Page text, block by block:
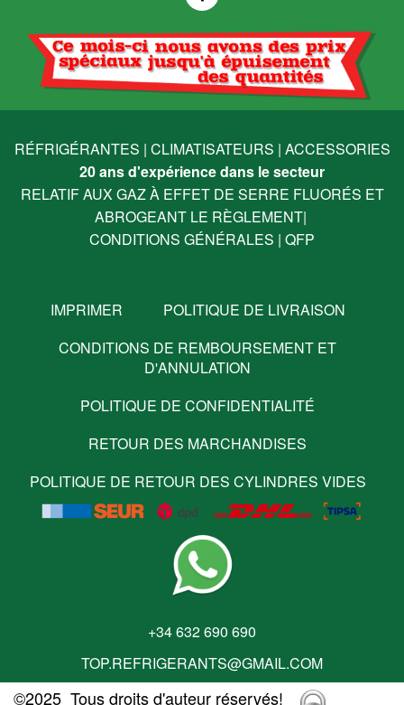
RÉFRIGÉRANTES | CLIMATISATEURS | ACCESSORIES
20 ans d'expérience dans le secteur
RELATIF AUX GAZ À EFFET DE SERRE FLUORÉS ET
ABROGEANT LE RÈGLEMENT|
CONDITIONS GÉNÉRALES | QFP
IMPRIMER
POLITIQUE DE LIVRAISON
CONDITIONS DE REMBOURSEMENT ET
D'ANNULATION
POLITIQUE DE CONFIDENTIALITÉ
RETOUR DES MARCHANDISES
POLITIQUE DE RETOUR DES CYLINDRES VIDES
+34 632 690 690
TOP.REFRIGERANTS@GMAIL.COM
©2025 Tous droits d'auteur réservés!